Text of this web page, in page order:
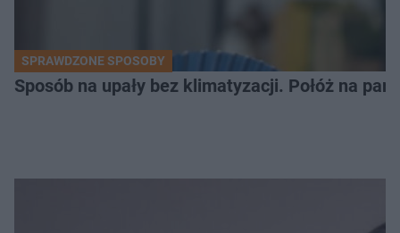
SPRAWDZONE SPOSOBY
Sposób na upały bez klimatyzacji. Połóż na